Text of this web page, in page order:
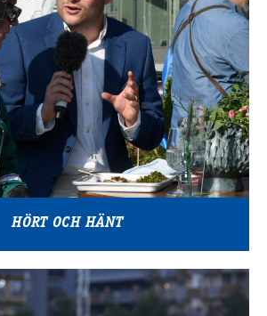
HÖRT OCH HÄNT